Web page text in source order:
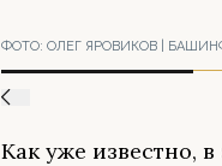
ФОТО: ОЛЕГ ЯРОВИКОВ |
Как уже известно,